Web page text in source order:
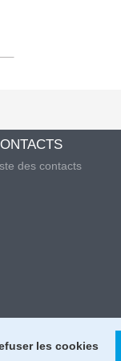
les cookies
des contacts